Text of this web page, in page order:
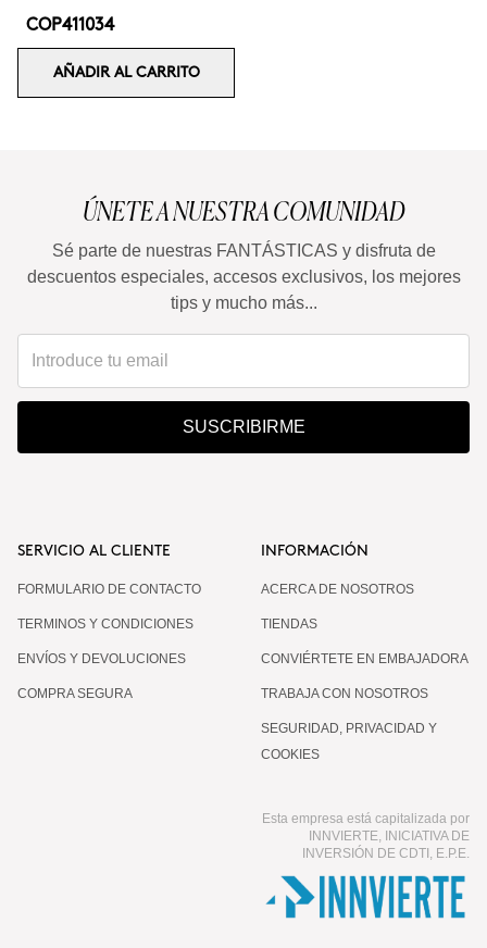
COP411034
AÑADIR AL CARRITO
ÚNETE A NUESTRA COMUNIDAD
Sé parte de nuestras FANTÁSTICAS y disfruta de
descuentos especiales, accesos exclusivos, los mejores
tips y mucho más...
SUSCRIBIRME
SERVICIO AL CLIENTE
FORMULARIO DE CONTACTO
TERMINOS Y CONDICIONES
ENVÍOS Y DEVOLUCIONES
COMPRA SEGURA
INFORMACIÓN
ACERCA DE NOSOTROS
TIENDAS
CONVIÉRTETE EN EMBAJADORA
TRABAJA CON NOSOTROS
SEGURIDAD, PRIVACIDAD Y
COOKIES
Esta empresa está capitalizada por
INNVIERTE, INICIATIVA DE
INVERSIÓN DE CDTI, E.P.E.